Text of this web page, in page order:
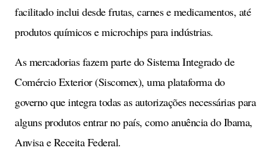
facilitado inclui desde frutas, carnes e medicamentos, até
produtos químicos e microchips para indústrias.
As mercadorias fazem parte do Sistema Integrado de
Comércio Exterior (Siscomex), uma plataforma do
governo que integra todas as autorizações necessárias para
alguns produtos entrar no país, como anuência do Ibama,
Anvisa e Receita Federal.